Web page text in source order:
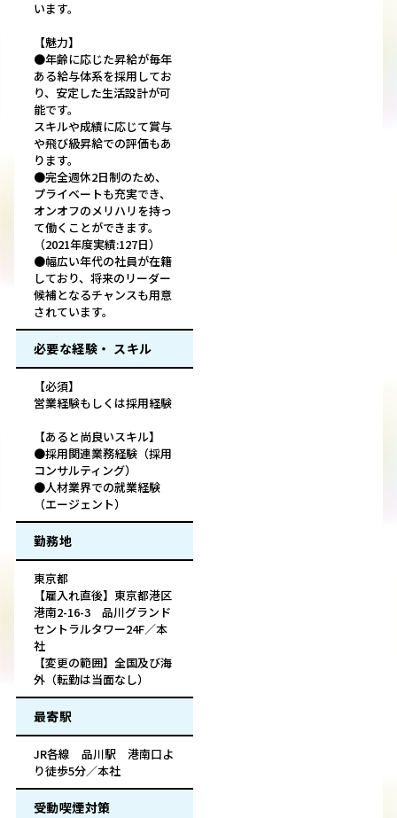
います。
【魅力】
●年齢に応じた昇給が毎年
ある給与体系を採用してお
り、安定した生活設計が可
能です。
スキルや成績に応じて賞与
や飛び級昇給での評価もあ
ります。
●完全週休2日制のため、
プライベートも充実でき、
オンオフのメリハリを持っ
て働くことができます。
（2021年度実績:127日）
●幅広い年代の社員が在籍
しており、将来のリーダー
候補となるチャンスも用意
されています。
必要な経験・ スキル
【必須】
営業経験もしくは採用経験
【あると尚良いスキル】
●採用関連業務経験（採用
コンサルティング）
●人材業界での就業経験
（エージェント）
勤務地
東京都
【雇入れ直後】東京都港区
港南2-16-3 品川グランド
セントラルタワー24F／本
社
【変更の範囲】全国及び海
外（転勤は当面なし）
最寄駅
JR各線 品川駅 港南口よ
り徒歩5分／本社
受動喫煙対策